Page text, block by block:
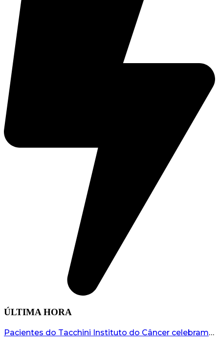
ÚLTIMA HORA
Pacientes do Tacchini Instituto do Câncer celebram Dia dos Pais com cuidado e relaxamento...